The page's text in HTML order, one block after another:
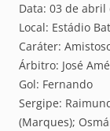
Data: 03 de abril
Local: Estádio
Caráter:
Árbitro: José
Gol: Fernando
Sergipe:
(Marques);